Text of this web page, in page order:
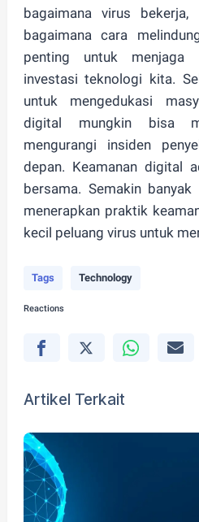
bagaimana virus
bagaimana cara
penting untuk menjaga
investasi teknologi kita.
untuk mengedukasi
digital mungkin bisa
mengurangi insiden
depan. Keamanan digital
bersama. Semakin
menerapkan praktik
kecil peluang virus untuk
Tags Technology
Reactions
Artikel Terkait